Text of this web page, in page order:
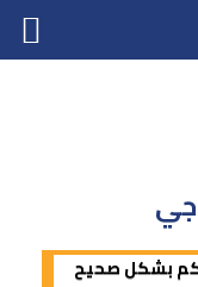
بشكل صحيح